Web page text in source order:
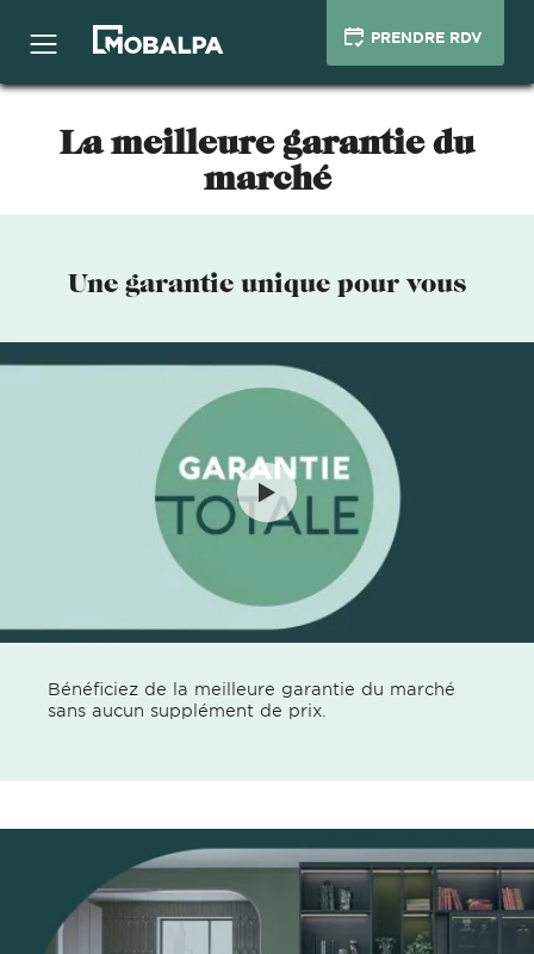
PRENDRE RDV
La meilleure garantie du
marché
Une garantie unique pour vous
Bénéficiez de la meilleure garantie du marché
sans aucun supplément de prix.